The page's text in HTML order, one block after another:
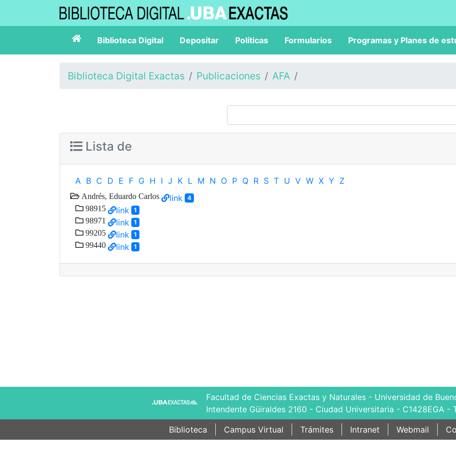
Biblioteca Digital Depositar Políticas Formularios Programas y Planes de
Biblioteca Digital Exactas Publicaciones AFA
Lista de
A B C D E F G H I J K L M N O P Q R S T U V W X Y Z
Andrés, Eduardo Carlos link 4
98915 link 1
98971 link 1
99205 link 1
99440 link 1
Facultad de Ciencias Exactas y Naturales - Universidad de
Intendente Güiraldes 2160 - Ciudad Universitaria - C1428EGA -
Biblioteca
Campus Virtual Trámites Intranet Webmail